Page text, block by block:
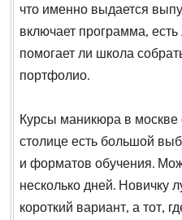
что именно выдается
включает программа,
помогает ли школа
портфолио.
Курсы маникюра в москве
столице есть большой
и форматов обучения.
несколько дней. Новичку
короткий вариант, а тот,